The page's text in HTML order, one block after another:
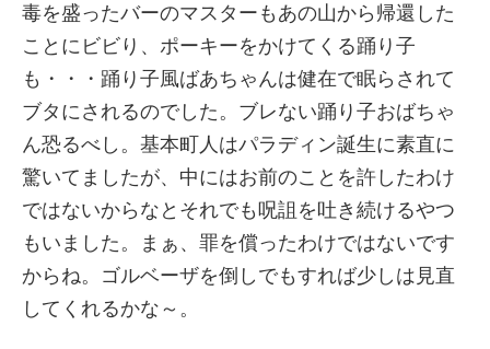
毒を盛ったバーのマスターもあの山から帰還した
ことにビビり、ポーキーをかけてくる踊り子
も・・・踊り子風ばあちゃんは健在で眠らされて
ブタにされるのでした。ブレない踊り子おばちゃ
ん恐るべし。基本町人はパラディン誕生に素直に
驚いてましたが、中にはお前のことを許したわけ
ではないからなとそれでも呪詛を吐き続けるやつ
もいました。まぁ、罪を償ったわけではないです
からね。ゴルベーザを倒しでもすれば少しは見直
してくれるかな～。